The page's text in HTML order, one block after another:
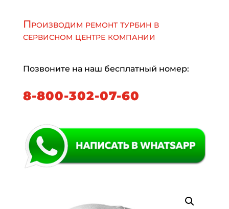
Производим ремонт турбин в
сервисном центре компании
Позвоните на наш бесплатный номер:
8-800-302-07-60